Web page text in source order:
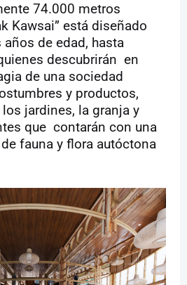
74.000 metros
Kawsai” está diseñado
de edad, hasta
descubrirán en
de una sociedad
y productos,
jardines, la granja y
que contarán con una
fauna y flora autóctona